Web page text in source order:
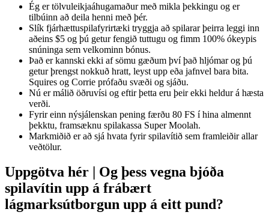
Ég er tölvuleikjaáhugamaður með mikla þekkingu og er
tilbúinn að deila henni með þér.
Slík fjárhættuspilafyrirtæki tryggja að spilarar þeirra leggi inn
aðeins $5 og þú getur fengið tuttugu og fimm 100% ókeypis
snúninga sem velkominn bónus.
Það er kannski ekki af sömu gæðum því það hljómar og þú
getur þrengst nokkuð hratt, leyst upp eða jafnvel bara bita.
Squires og Corrie prófaðu svæði og sjáðu.
Nú er málið öðruvísi og eftir þetta eru þeir ekki heldur á hæsta
verði.
Fyrir einn nýsjálenskan pening færðu 80 FS í hina almennt
þekktu, framsæknu spilakassa Super Moolah.
Markmiðið er að sjá hvata fyrir spilavítið sem framleiðir allar
veðtölur.
Uppgötva hér | Og þess vegna bjóða
spilavítin upp á frábært
lágmarksútborgun upp á eitt pund?